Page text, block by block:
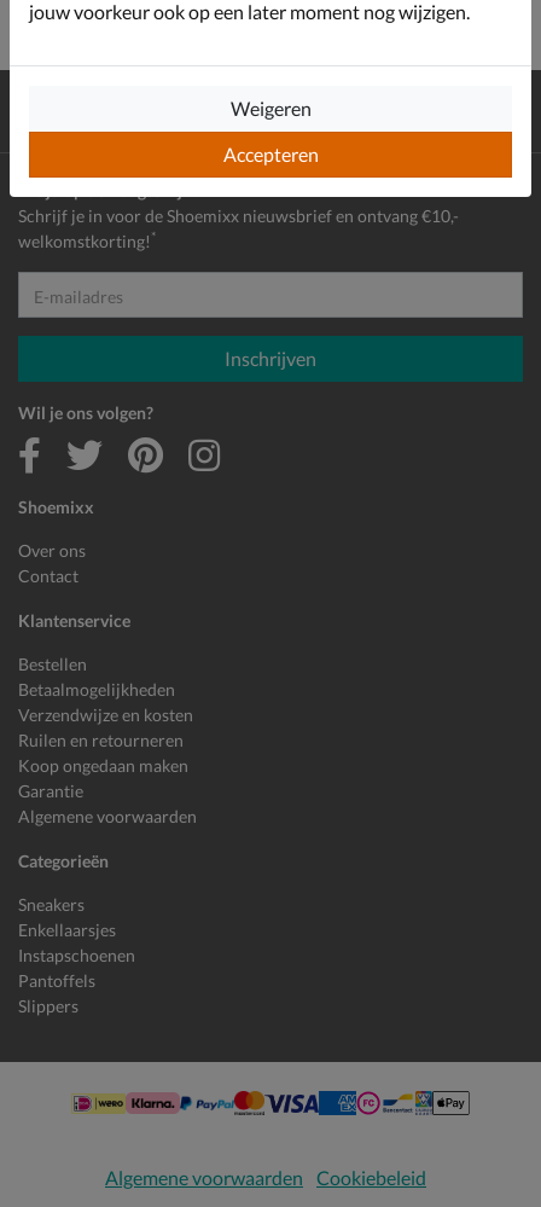
verzending en retour*
Shoemixx
Over ons
Contact
Klantenservice
Bestellen
Betaalmogelijkheden
Verzendwijze en kosten
Ruilen en retourneren
Koop ongedaan maken
Garantie
Algemene voorwaarden
Categorieën
Sneakers
Enkellaarsjes
Instapschoenen
Pantoffels
Slippers
Schrijf je in voor de Shoemixx nieuwsbrief en ontvang €10,-
welkomstkorting! *
E-mailadres
Inschrijven
Wil je ons volgen?
Algemene voorwaarden Cookiebeleid
jouw voorkeur ook op een later moment nog wijzigen.
Accepteren
Weigeren